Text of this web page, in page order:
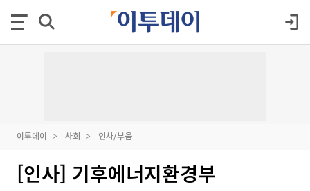
이투데이 사회 인사/부음
[인사] 기후에너지환경부